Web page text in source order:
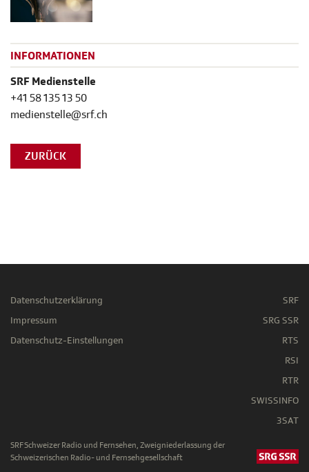
INFORMATIONEN
SRF Medienstelle
+41 58 135 13 50
medienstelle@srf.ch
ZURÜCK
Datenschutzerklärung
Impressum
Datenschutz-Einstellungen
SRF
SRG SSR
RTS
RSI
RTR
SWISSINFO
3SAT
SRF Schweizer Radio und Fernsehen, Zweigniederlassung der
Schweizerischen Radio- und Fernsehgesellschaft